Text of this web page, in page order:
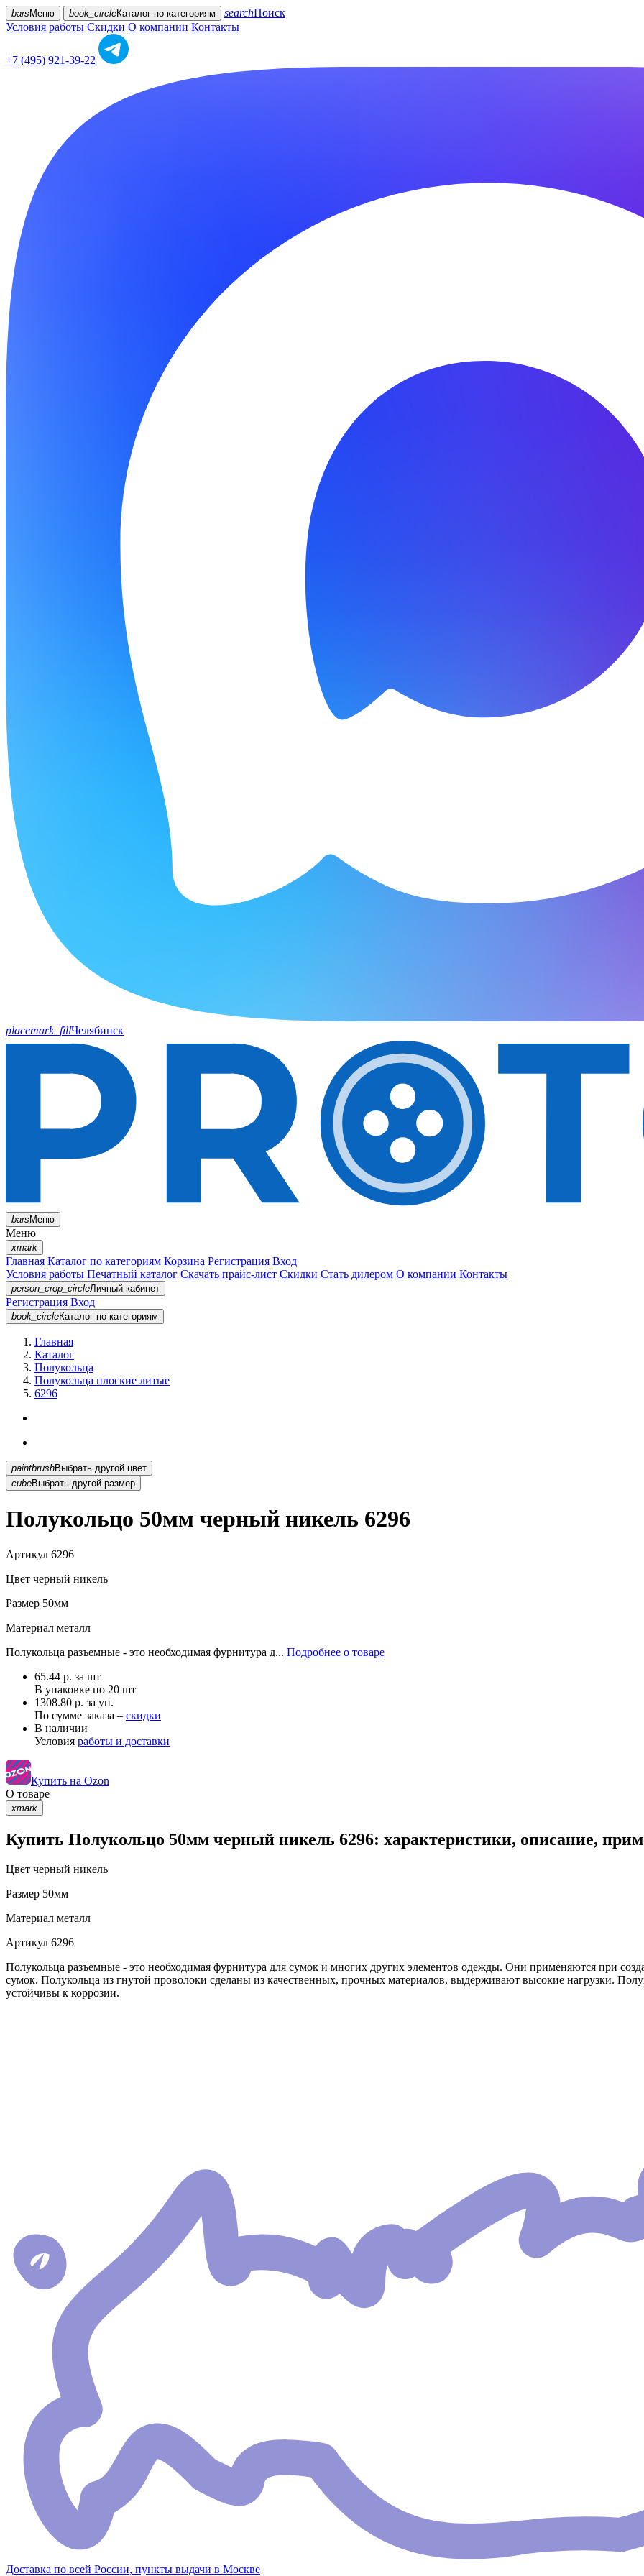
bars Меню book_circleКаталог по категориям searchПоиск
Условия работы Скидки О компании Контакты
+7 (495) 921-39-22
placemark_fillЧелябинск
barsМеню
Меню
xmark
Главная Каталог по категориям Корзина Регистрация Вход
Условия работы Печатный каталог Скачать прайс-лист Скидки Стать дилером О компании Контакты
person_crop_circleЛичный кабинет
Регистрация Вход
book_circleКаталог по категориям
Главная
Каталог
Полукольца
Полукольца плоские литые
6296
paintbrush
Выбрать другой цвет
cubeВыбрать другой размер
Полукольцо 50мм черный никель 6296
Артикул 6296
Цвет черный никель
Размер 50мм
Материал металл
Полукольца разъемные - это необходимая фурнитура д... Подробнее о товаре
65.44 р. за шт
В упаковке по 20 шт
1308.80 р. за уп.
По сумме заказа – скидки
В наличии
Условия работы и доставки
Купить на Ozon
О товаре
xmark
Купить Полукольцо 50мм черный никель 6296: характеристики, описание,
Цвет черный никель
Размер 50мм
Материал металл
Артикул 6296
Полукольца разъемные - это необходимая фурнитура для сумок и многих других элементов одежды. Они применяются при
сумок. Полукольца из гнутой проволоки сделаны из качественных, прочных материалов, выдерживают высокие нагрузки.
устойчивы к коррозии.
Доставка по всей России, пункты выдачи в Москве